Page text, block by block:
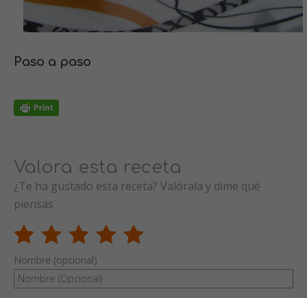
Paso a paso
Valora esta receta
¿Te ha gustado esta receta? Valórala y dime qué
piensas
Nombre (opcional)